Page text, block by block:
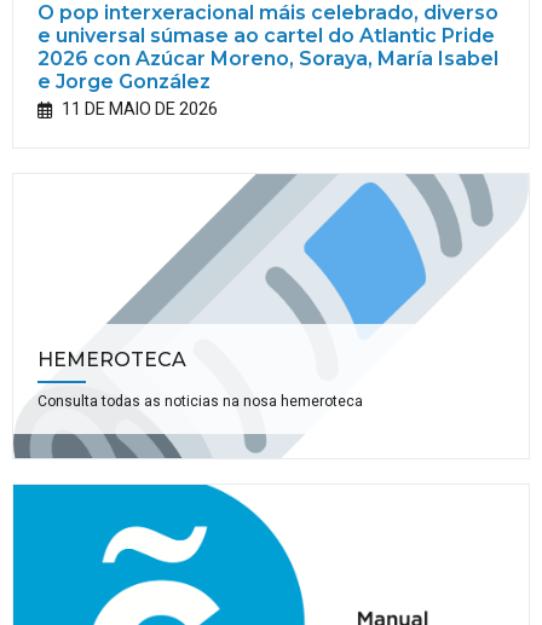
O pop interxeracional máis celebrado, diverso
e universal súmase ao cartel do Atlantic Pride
2026 con Azúcar Moreno, Soraya, María Isabel
e Jorge González
11 DE MAIO DE 2026
HEMEROTECA
Consulta todas as noticias na nosa hemeroteca